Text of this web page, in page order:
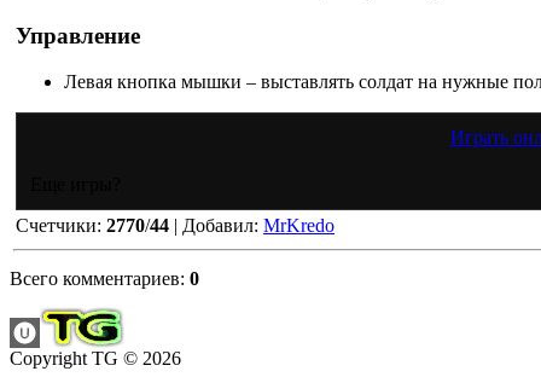
Управление
Левая кнопка мышки – выставлять солдат на нужные
Играть
Счетчики: 2770/44 | Добавил: MrKredo
Всего комментариев: 0
Copyright TG © 2026